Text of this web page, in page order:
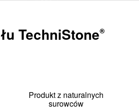
TechniStone®
Produkt z naturalnych
surowców